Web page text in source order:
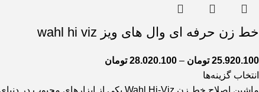
خط زن حرفه ای وال های ویز wahl hi viz
25.920.100 تومان –
28.020.100 تومان
انتخاب گزینه‌ها
ماشین اصلاح خط زن Wahl Hi-Viz یکی از ابزارهای محبوب در دنیای آرایشگری و اصلاح مو است که به خاطر